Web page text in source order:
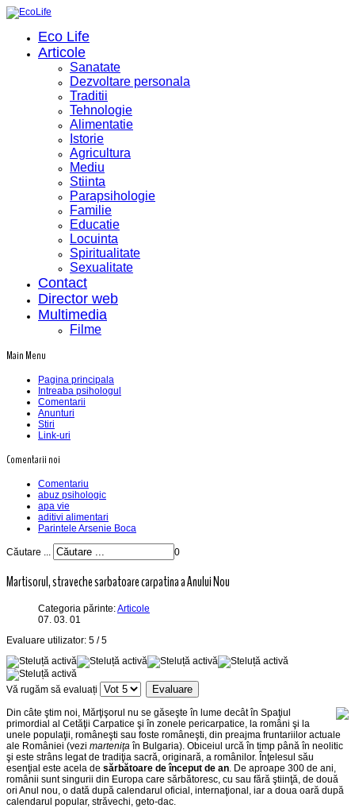
Eco Life
Articole
Sanatate
Dezvoltare personala
Traditii
Tehnologie
Alimentatie
Istorie
Agricultura
Mediu
Stiinta
Parapsihologie
Familie
Educatie
Locuinta
Spiritualitate
Sexualitate
Contact
Director web
Multimedia
Filme
Main Menu
Pagina principala
Intreaba psihologul
Comentarii
Anunturi
Stiri
Link-uri
Comentarii noi
Comentariu
abuz psihologic
apa vie
aditivi alimentari
Parintele Arsenie Boca
Căutare ... 0
Martisorul, straveche sarbatoare carpatina a Anului Nou
Categoria părinte:Articole
07. 03. 01
Evaluare utilizator: 5 /5
Vă rugăm să evaluați
Din câte ştim noi, Mărţişorul nu se găseşte în lume decât în Spaţiul
primordial al Cetăţii Carpatice şi în zonele pericarpatice, la români şi la
unele populaţii, româneşti sau foste româneşti, din preajma fruntariilor actuale
ale României (vezi marteniţa în Bulgaria). Obiceiul urcă în timp până în neolitic
şi este strâns legat de tradiţia sacră, originară, a românilor. Înţelesul său
esenţial este acela de sărbătoare de început de an. De aproape 300 de ani,
românii sunt singurii din Europa care sărbătoresc, cu sau fără ştiinţă, de două
ori Anul nou, o dată după calendarul oficial, internaţional, iar a doua oară după
calendarul popular, străvechi, geto-dac.